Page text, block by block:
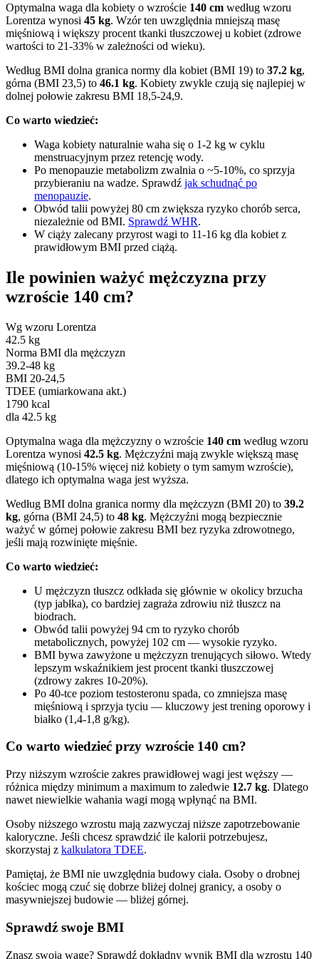
Optymalna waga dla kobiety o wzroście 140 cm według wzoru
Lorentza wynosi 45 kg. Wzór ten uwzględnia mniejszą masę
mięśniową i większy procent tkanki tłuszczowej u kobiet (zdrowe
wartości to 21-33% w zależności od wieku).
Według BMI dolna granica normy dla kobiet (BMI 19) to 37.2 kg,
górna (BMI 23,5) to 46.1 kg. Kobiety zwykle czują się najlepiej w
dolnej połowie zakresu BMI 18,5-24,9.
Co warto wiedzieć:
Waga kobiety naturalnie waha się o 1-2 kg w cyklu
menstruacyjnym przez retencję wody.
Po menopauzie metabolizm zwalnia o ~5-10%, co sprzyja
przybieraniu na wadze. Sprawdź jak schudnąć po
menopauzie.
Obwód talii powyżej 80 cm zwiększa ryzyko chorób serca,
niezależnie od BMI. Sprawdź WHR.
W ciąży zalecany przyrost wagi to 11-16 kg dla kobiet z
prawidłowym BMI przed ciążą.
Ile powinien ważyć mężczyzna przy
wzroście 140 cm?
Wg wzoru Lorentza
42.5 kg
Norma BMI dla mężczyzn
39.2-48 kg
BMI 20-24,5
TDEE (umiarkowana akt.)
1790 kcal
dla 42.5 kg
Optymalna waga dla mężczyzny o wzroście 140 cm według wzoru
Lorentza wynosi 42.5 kg. Mężczyźni mają zwykle większą masę
mięśniową (10-15% więcej niż kobiety o tym samym wzroście),
dlatego ich optymalna waga jest wyższa.
Według BMI dolna granica normy dla mężczyzn (BMI 20) to 39.2
kg, górna (BMI 24,5) to 48 kg. Mężczyźni mogą bezpiecznie
ważyć w górnej połowie zakresu BMI bez ryzyka zdrowotnego,
jeśli mają rozwinięte mięśnie.
Co warto wiedzieć:
U mężczyzn tłuszcz odkłada się głównie w okolicy brzucha
(typ jabłka), co bardziej zagraża zdrowiu niż tłuszcz na
biodrach.
Obwód talii powyżej 94 cm to ryzyko chorób
metabolicznych, powyżej 102 cm — wysokie ryzyko.
BMI bywa zawyżone u mężczyzn trenujących siłowo. Wtedy
lepszym wskaźnikiem jest procent tkanki tłuszczowej
(zdrowy zakres 10-20%).
Po 40-tce poziom testosteronu spada, co zmniejsza masę
mięśniową i sprzyja tyciu — kluczowy jest trening oporowy i
białko (1,4-1,8 g/kg).
Co warto wiedzieć przy wzroście 140 cm?
Przy niższym wzroście zakres prawidłowej wagi jest węższy —
różnica między minimum a maximum to zaledwie 12.7 kg. Dlatego
nawet niewielkie wahania wagi mogą wpłynąć na BMI.
Osoby niższego wzrostu mają zazwyczaj niższe zapotrzebowanie
kaloryczne. Jeśli chcesz sprawdzić ile kalorii potrzebujesz,
skorzystaj z kalkulatora TDEE.
Pamiętaj, że BMI nie uwzględnia budowy ciała. Osoby o drobnej
kościec mogą czuć się dobrze bliżej dolnej granicy, a osoby o
masywniejszej budowie — bliżej górnej.
Sprawdź swoje BMI
Znasz swoją wagę? Sprawdź dokładny wynik BMI dla wzrostu 140